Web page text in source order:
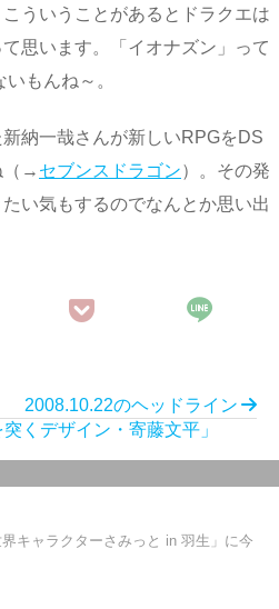
ういうことがあるとドラクエは
思います。「イオナズン」って
もんね～。
納一哉さんが新しいRPGをDS
（→ セブンスドラゴン）。その発
い気もするのでなんとか思い出
2008.10.22のヘッドライン
くデザイン・寄藤文平」
キャラクターさみっと in 羽生」に今